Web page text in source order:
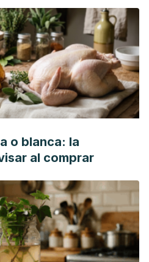
J., Kenward, M. G.,
& Veijola, R. (2010). Early
with decreased risk of
introduction of fish with
rhinitis.British journal of
at:
. Accessed
Megson, I. L., MacRury, S. M.,
P., ... & Lobley, G. E. (2014). Oat‐
status assessed by
concentrations in type
& food research ,58
(6),
. Accessed
o blanca: la
al comprar